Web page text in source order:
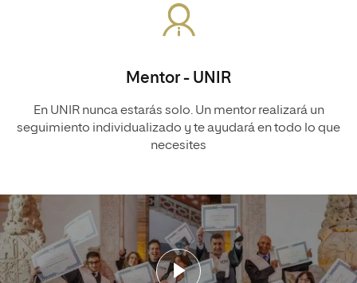
Mentor - UNIR
En UNIR nunca estarás solo. Un mentor realizará un
seguimiento individualizado y te ayudará en todo lo que
necesites